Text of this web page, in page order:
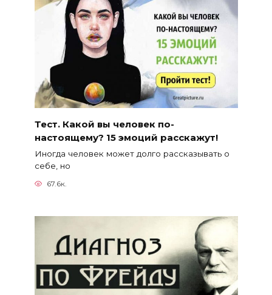
Тест. Какой вы человек по-
настоящему? 15 эмоций расскажут!
Иногда человек может долго рассказывать о
себе, но
67.6к.